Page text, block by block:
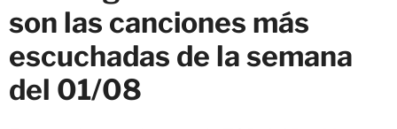
son las canciones más
escuchadas de la semana
del 01/08